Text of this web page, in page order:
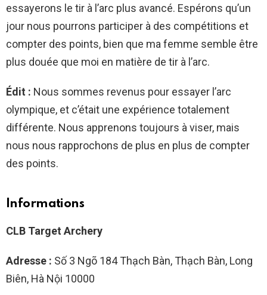
essayerons le tir à l’arc plus avancé. Espérons qu’un
jour nous pourrons participer à des compétitions et
compter des points, bien que ma femme semble être
plus douée que moi en matière de tir à l’arc.
Édit : Nous sommes revenus pour essayer l’arc
olympique, et c’était une expérience totalement
différente. Nous apprenons toujours à viser, mais
nous nous rapprochons de plus en plus de compter
des points.
Informations
CLB Target Archery
Adresse : Số 3 Ngõ 184 Thạch Bàn, Thạch Bàn, Long
Biên, Hà Nội 10000